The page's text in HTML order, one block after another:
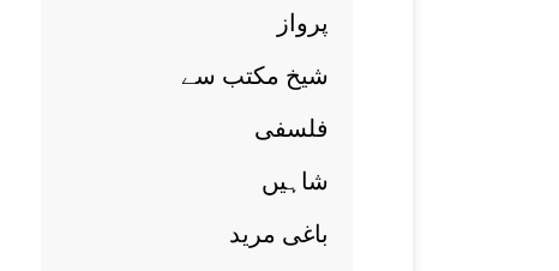
پرواز
شيخ مکتب سے
فلسفی
شاہيں
باغی مريد